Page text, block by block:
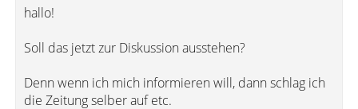
hallo!
Soll das jetzt zur Diskussion ausstehen?
Denn wenn ich mich informieren will, dann schlag ich
die Zeitung selber auf etc.